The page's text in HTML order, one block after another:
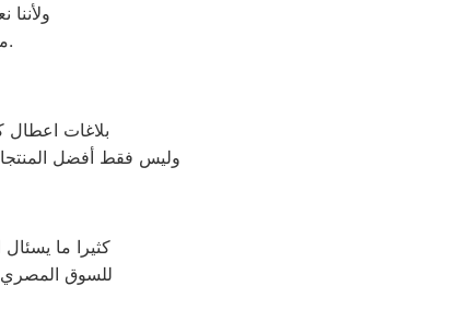
مع فريق خدمة العملاء لدينا على فروعنا كلفينيتور المتوافر على موقعنا الالكتروني.
بلاغات اعطال
وليس فقط أفضل
كثيرا ما
للسوق المصري